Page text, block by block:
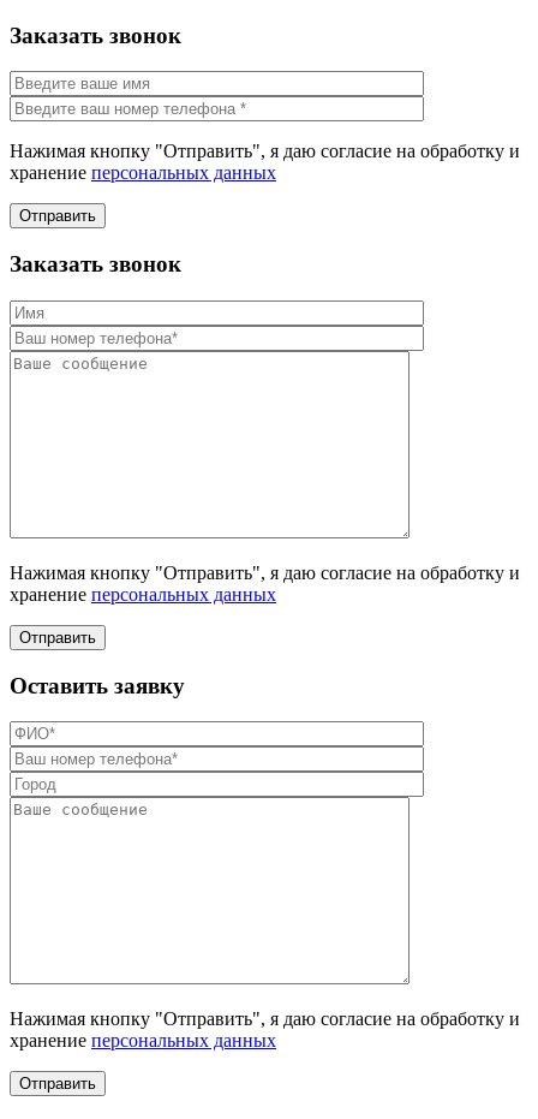
Заказать звонок
Нажимая кнопку "Отправить", я даю согласие на обработку и
хранение персональных данных
Отправить
Заказать звонок
Нажимая кнопку "Отправить", я даю согласие на обработку и
хранение персональных данных
Отправить
Оставить заявку
Нажимая кнопку "Отправить", я даю согласие на обработку и
хранение персональных данных
Отправить